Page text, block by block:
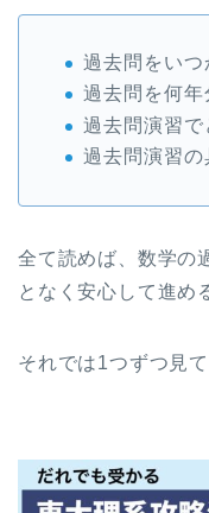
過去問をい
過去問を何
過去問演習
過去問演習
全て読めば、数学の
となく安心して進め
それでは1つずつ見